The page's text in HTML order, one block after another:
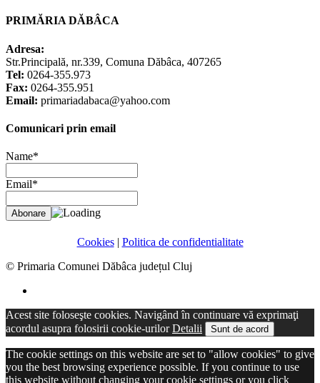
PRIMĂRIA DĂBÂCA
Adresa:
Str.Principală, nr.339, Comuna Dăbâca, 407265
Tel: 0264-355.973
Fax: 0264-355.951
Email: primariadabaca@yahoo.com
Comunicari prin email
Name*
Email*
Cookies| Politica de confidentialitate
© Primaria Comunei Dăbâca județul Cluj
Acest site foloseşte cookies. Navigând în continuare vă exprimaţi
acordul asupra folosirii cookie-urilorDetalii Sunt de acord
The cookie settings on this website are set to "allow cookies" to give
you the best browsing experience possible. If you continue to use
this website without changing your cookie settings or you click